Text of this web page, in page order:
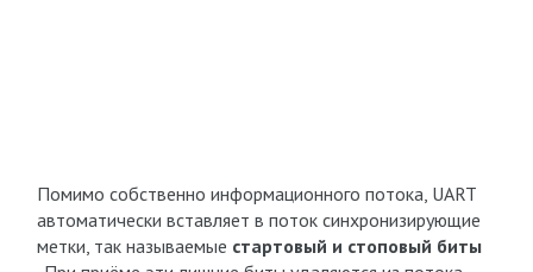
Помимо собственно информационного потока, UART
автоматически вставляет в поток синхронизирующие
метки, так называемые стартовый и стоповый биты